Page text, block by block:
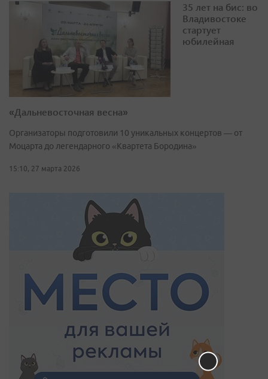
35 лет на бис: во
Владивостоке
стартует
юбилейная
«Дальневосточная весна»
Организаторы подготовили 10 уникальных концертов — от
Моцарта до легендарного «Квартета Бородина»
15:10, 27 марта 2026